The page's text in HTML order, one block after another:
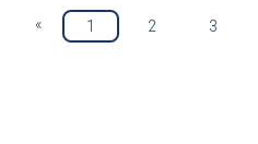
« 1 2 3